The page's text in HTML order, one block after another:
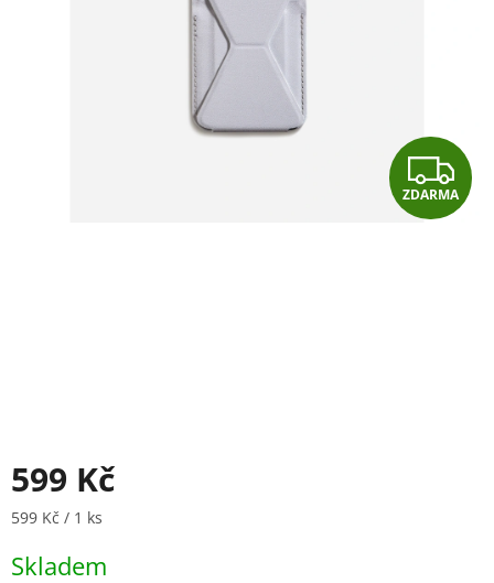
Z
D
ZDARMA
599 Kč
Měrná cena:
599 Kč / 1 ks
Skladem